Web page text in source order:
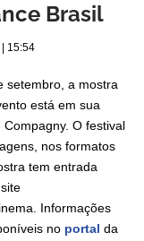
Brasil
15:54
setembro, a mostra
está em sua
O festival
nos formatos
tem entrada
Informações
no portal da